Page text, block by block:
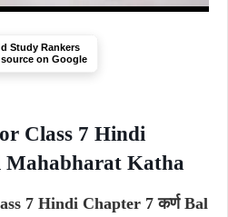
Study Rankers
source on Google
Class 7 Hindi
Mahabharat Katha
7 Hindi Chapter 7 कर्ण Bal